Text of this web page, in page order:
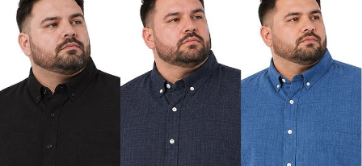
페이코 ID로 페
PAYCO 바로구매